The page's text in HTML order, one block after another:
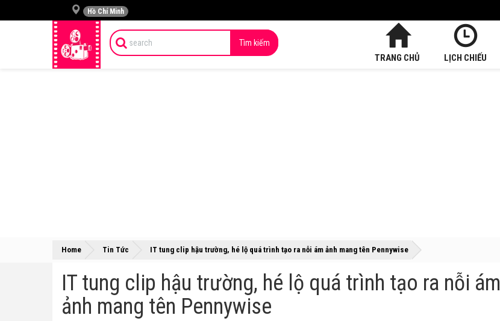
Hồ Chí Minh
Tìm kiếm
TRANG CHỦ LỊCH CHIẾU
Home »
Tin Tức »
IT tung clip hậu trường, hé lộ quá trình tạo ra nỗi ám ảnh mang tên Pennywise
IT tung clip hậu trường, hé lộ quá trình tạo ra nỗi ám
ảnh mang tên Pennywise